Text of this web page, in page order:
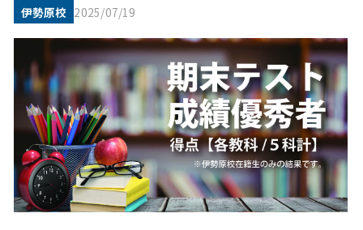
伊勢原校 2025/07/19